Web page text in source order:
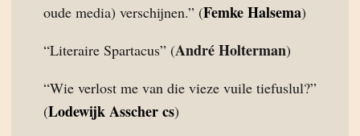
oude media) verschijnen.” (Femke Halsema)
“Literaire Spartacus” (André Holterman)
“Wie verlost me van die vieze vuile tiefuslul?”
(Lodewijk Asscher cs)